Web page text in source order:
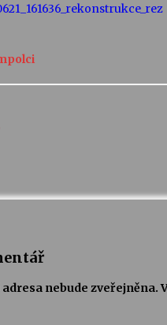
nebude zveřejněna.